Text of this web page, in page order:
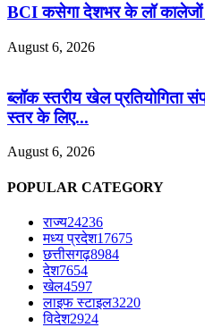
BCI कसेगा देशभर के लॉ कालेजों
August 6, 2026
ब्लॉक स्तरीय खेल प्रतियोगिता
स्तर के लिए...
August 6, 2026
POPULAR CATEGORY
राज्य24236
मध्य प्रदेश17675
छत्तीसगढ़8984
देश7654
खेल4597
लाइफ स्टाइल3220
विदेश2924